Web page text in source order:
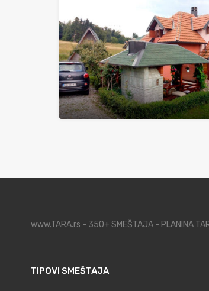
www.TARA.rs - 350+ SMEŠTAJA - PLANINA
TIPOVI SMEŠTAJA